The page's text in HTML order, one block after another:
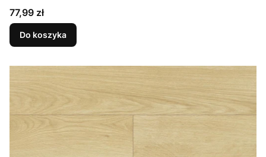
Cena
77,99 zł
Do koszyka